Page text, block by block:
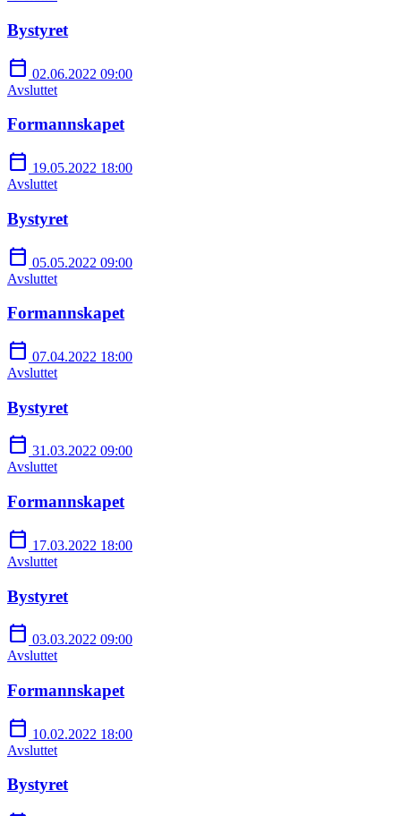
Bystyret
calendar_today 02.06.2022 09:00
Avsluttet
Formannskapet
calendar_today 19.05.2022 18:00
Avsluttet
Bystyret
calendar_today 05.05.2022 09:00
Avsluttet
Formannskapet
calendar_today 07.04.2022 18:00
Avsluttet
Bystyret
calendar_today 31.03.2022 09:00
Avsluttet
Formannskapet
calendar_today 17.03.2022 18:00
Avsluttet
Bystyret
calendar_today 03.03.2022 09:00
Avsluttet
Formannskapet
calendar_today 10.02.2022 18:00
Avsluttet
Bystyret